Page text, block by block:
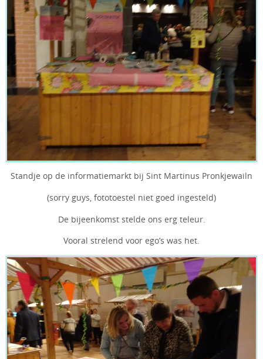
Standje op de informatiemarkt bij Sint Martinus Pronkjewailn
(sorry guys, fototoestel niet goed ingesteld)
De bijeenkomst stelde ons erg teleur.
Vooral strelend voor ego’s was het.